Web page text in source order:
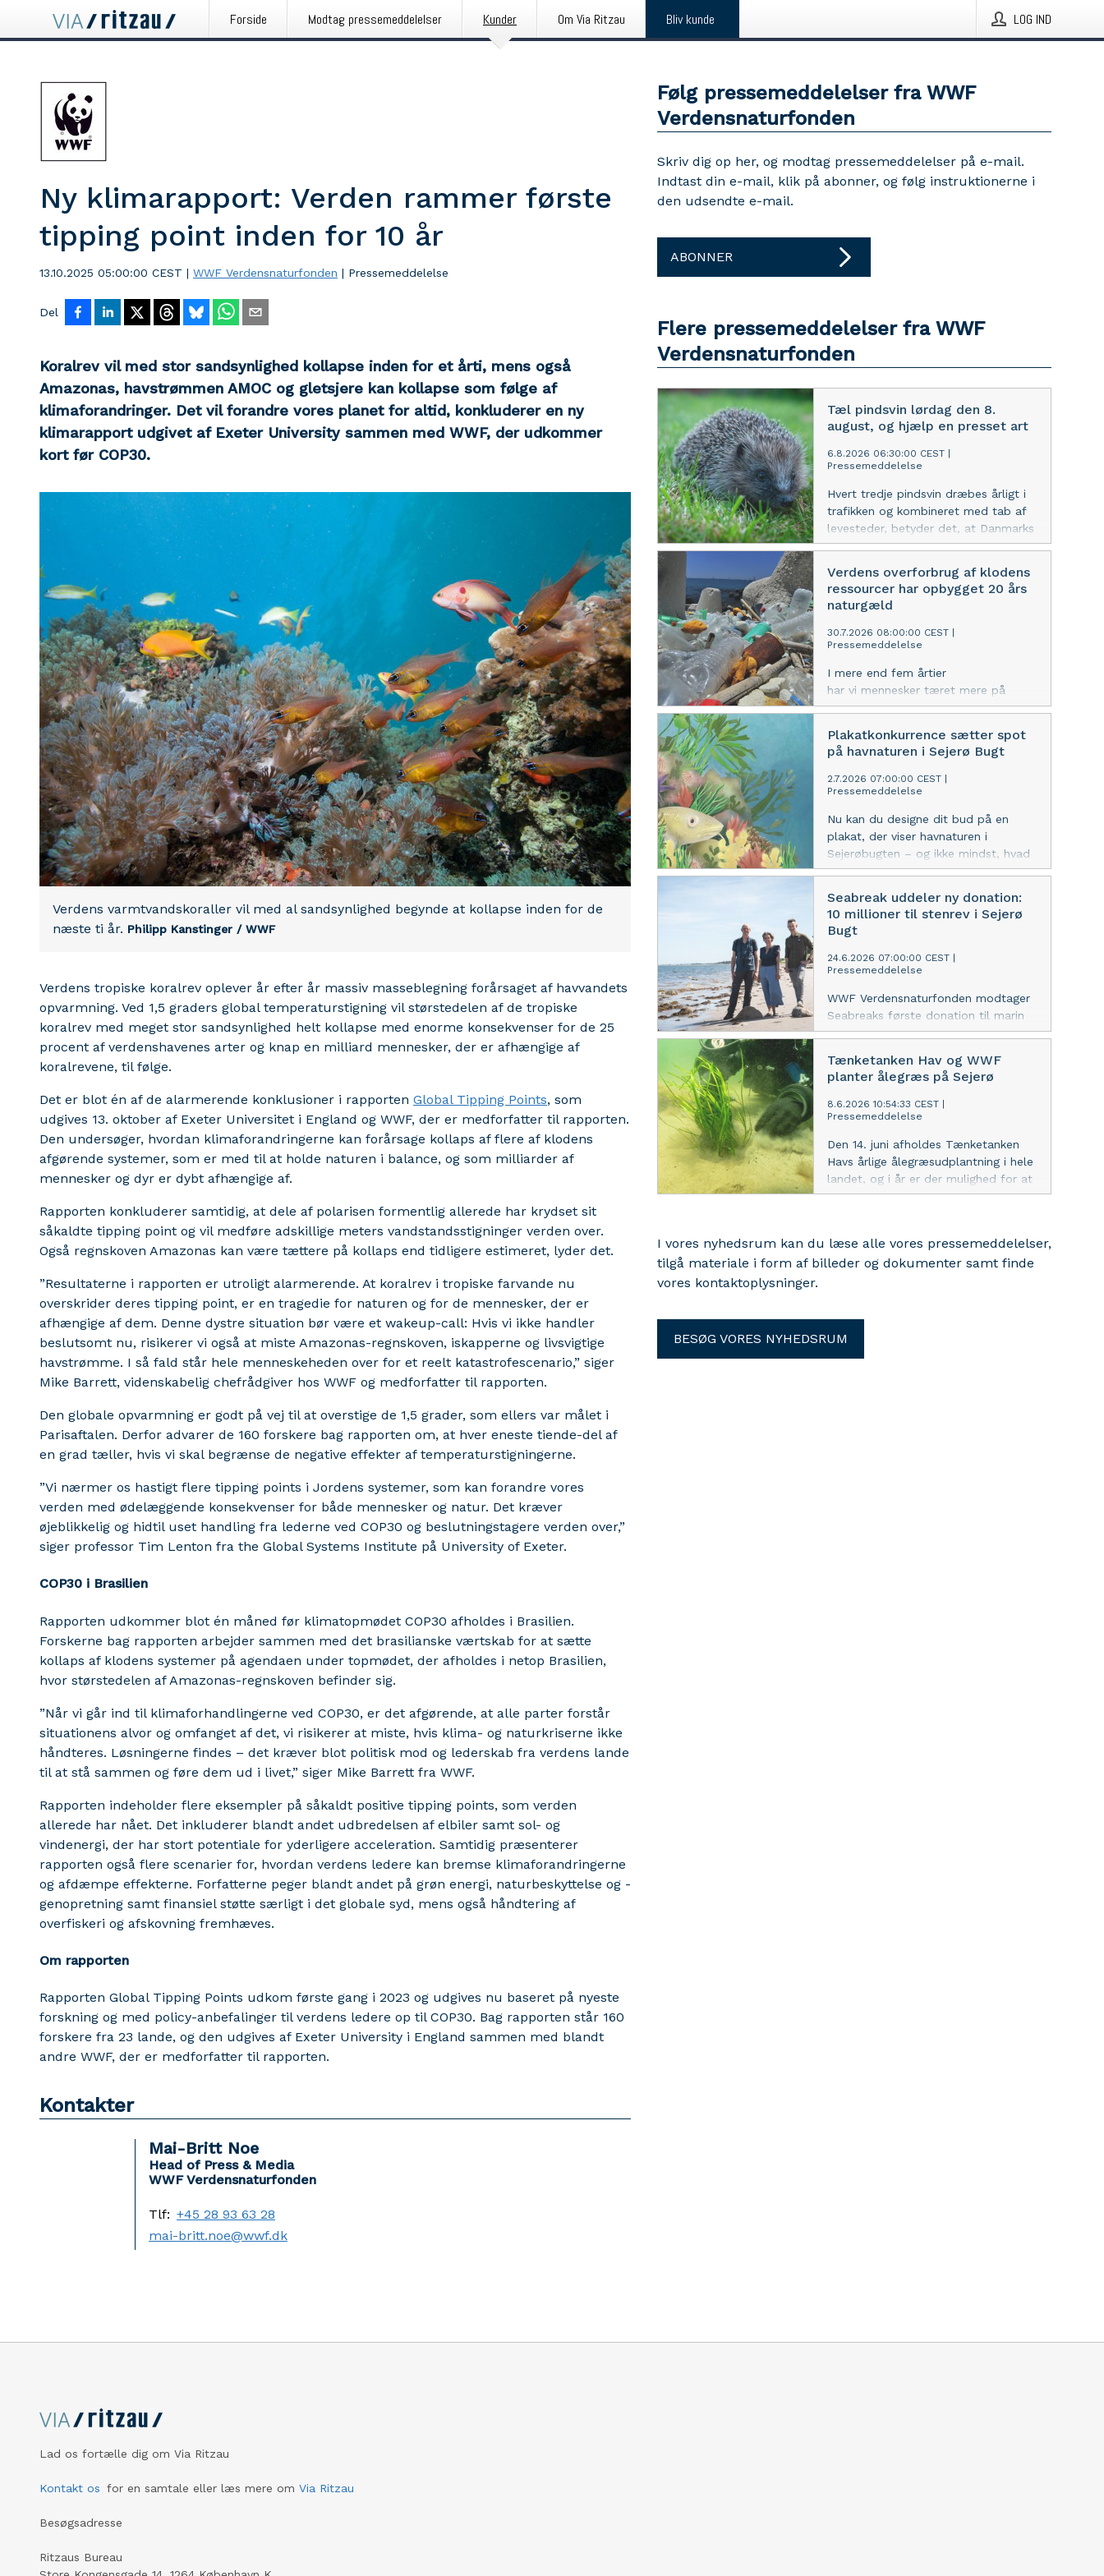
Forside Modtag pressemeddelelser Kunder Om Via Ritzau Bliv kunde LOG IND
Ny klimarapport: Verden rammer første
tipping point inden for 10 år
13.10.2025 05:00:00 CEST | WWF Verdensnaturfonden | Pressemeddelelse
Del
Koralrev vil med stor sandsynlighed kollapse inden for et årti, mens også
Amazonas, havstrømmen AMOC og gletsjere kan kollapse som følge af
klimaforandringer. Det vil forandre vores planet for altid, konkluderer en ny
klimarapport udgivet af Exeter University sammen med WWF, der udkommer
kort før COP30.
Verdens varmtvandskoraller vil med al sandsynlighed begynde at kollapse inden for de
næste ti år. Philipp Kanstinger / WWF
Verdens tropiske koralrev oplever år efter år massiv masseblegning forårsaget af havvandets
opvarmning. Ved 1,5 graders global temperaturstigning vil størstedelen af de tropiske
koralrev med meget stor sandsynlighed helt kollapse med enorme konsekvenser for de 25
procent af verdenshavenes arter og knap en milliard mennesker, der er afhængige af
koralrevene, til følge.
Det er blot én af de alarmerende konklusioner i rapporten Global Tipping Points, som
udgives 13. oktober af Exeter Universitet i England og WWF, der er medforfatter til rapporten.
Den undersøger, hvordan klimaforandringerne kan forårsage kollaps af flere af klodens
afgørende systemer, som er med til at holde naturen i balance, og som milliarder af
mennesker og dyr er dybt afhængige af.
Rapporten konkluderer samtidig, at dele af polarisen formentlig allerede har krydset sit
såkaldte tipping point og vil medføre adskillige meters vandstandsstigninger verden over.
Også regnskoven Amazonas kan være tættere på kollaps end tidligere estimeret, lyder det.
”Resultaterne i rapporten er utroligt alarmerende. At koralrev i tropiske farvande nu
overskrider deres tipping point, er en tragedie for naturen og for de mennesker, der er
afhængige af dem. Denne dystre situation bør være et wakeup-call: Hvis vi ikke handler
beslutsomt nu, risikerer vi også at miste Amazonas-regnskoven, iskapperne og livsvigtige
havstrømme. I så fald står hele menneskeheden over for et reelt katastrofescenario,” siger
Mike Barrett, videnskabelig chefrådgiver hos WWF og medforfatter til rapporten.
Den globale opvarmning er godt på vej til at overstige de 1,5 grader, som ellers var målet i
Parisaftalen. Derfor advarer de 160 forskere bag rapporten om, at hver eneste tiende-del af
en grad tæller, hvis vi skal begrænse de negative effekter af temperaturstigningerne.
”Vi nærmer os hastigt flere tipping points i Jordens systemer, som kan forandre vores
verden med ødelæggende konsekvenser for både mennesker og natur. Det kræver
øjeblikkelig og hidtil uset handling fra lederne ved COP30 og beslutningstagere verden over,”
siger professor Tim Lenton fra the Global Systems Institute på University of Exeter.
COP30 i Brasilien
Rapporten udkommer blot én måned før klimatopmødet COP30 afholdes i Brasilien.
Forskerne bag rapporten arbejder sammen med det brasilianske værtskab for at sætte
kollaps af klodens systemer på agendaen under topmødet, der afholdes i netop Brasilien,
hvor størstedelen af Amazonas-regnskoven befinder sig.
”Når vi går ind til klimaforhandlingerne ved COP30, er det afgørende, at alle parter forstår
situationens alvor og omfanget af det, vi risikerer at miste, hvis klima- og naturkriserne ikke
håndteres. Løsningerne findes – det kræver blot politisk mod og lederskab fra verdens lande
til at stå sammen og føre dem ud i livet,” siger Mike Barrett fra WWF.
Rapporten indeholder flere eksempler på såkaldt positive tipping points, som verden
allerede har nået. Det inkluderer blandt andet udbredelsen af elbiler samt sol- og
vindenergi, der har stort potentiale for yderligere acceleration. Samtidig præsenterer
rapporten også flere scenarier for, hvordan verdens ledere kan bremse klimaforandringerne
og afdæmpe effekterne. Forfatterne peger blandt andet på grøn energi, naturbeskyttelse og -
genopretning samt finansiel støtte særligt i det globale syd, mens også håndtering af
overfiskeri og afskovning fremhæves.
Om rapporten
Rapporten Global Tipping Points udkom første gang i 2023 og udgives nu baseret på nyeste
forskning og med policy-anbefalinger til verdens ledere op til COP30. Bag rapporten står 160
forskere fra 23 lande, og den udgives af Exeter University i England sammen med blandt
andre WWF, der er medforfatter til rapporten.
Kontakter
Mai-Britt Noe
Head of Press & Media
WWF Verdensnaturfonden
Tlf: +45 28 93 63 28
mai-britt.noe@wwf.dk
Følg pressemeddelelser fra WWF
Verdensnaturfonden
Skriv dig op her, og modtag pressemeddelelser på e-mail.
Indtast din e-mail, klik på abonner, og følg instruktionerne i
den udsendte e-mail.
ABONNER
Flere pressemeddelelser fra WWF
Verdensnaturfonden
Tæl pindsvin lørdag den 8.
august, og hjælp en presset art
6.8.2026 06:30:00 CEST
Pressemeddelelse
Hvert tredje pindsvin dræbes årligt i
trafikken og kombineret med tab af
levesteder, betyder det, at Danmarks
pindsvin formentlig er i tilbagegang.
pindsvinebestand beder WWF og Dr.
Pindsvin danskerne om at tælle
pindsvin lørdag den 8. august.
Verdens overforbrug af klodens
ressourcer har opbygget 20 års
naturgæld
30.7.2026 08:00:00 CEST
Pressemeddelelse
I mere end fem årtier
har vi mennesker tæret mere på
naturen, end den kan bære. I år er
år allerede 30. juli. Det skader
økosystemer, truer dyr og planter,
forværrer klimaforandringer og øger den
globale ressourceknaphed. Danmark
naturen, og derfor opfordrer WWF
regeringen til at inkludere et mål om
at reducere det danske fodaftryk i
den kommende natur- og
biodiversitetslov.
Plakatkonkurrence sætter spot
på havnaturen i Sejerø Bugt
2.7.2026 07:00:00 CEST
Pressemeddelelse
Nu kan du designe dit bud på en
plakat, der viser havnaturen i
Sejerøbugten – og ikke mindst, hvad
den kan blive til i fremtiden. WWF
plakatkonkurrence, der ved hjælp af
kreative fortællinger skal gøre
naturen under overfladen synlig for
befolkningen.
Seabreak uddeler ny donation:
10 millioner til stenrev i Sejerø
Bugt
24.6.2026 07:00:00 CEST
Pressemeddelelse
WWF Verdensnaturfonden modtager
Seabreaks første donation til marin
naturgenopretning, der går til at
Revene er en vigtig opskalering af det
samlede marine
naturgenopretningsprojekt Sejerø
Seascape, som WWF står bag
Tænketanken Hav og WWF
planter ålegræs på Sejerø
8.6.2026 10:54:33 CEST
Pressemeddelelse
Den 14. juni afholdes Tænketanken
Havs årlige ålegræsudplantning i hele
landet, og i år er der mulighed for at
give havnaturen en hjælpende hånd
Universitet også deltager med
familievenlige aktiviteter.
I vores nyhedsrum kan du læse alle vores pressemeddelelser,
tilgå materiale i form af billeder og dokumenter samt finde
vores kontaktoplysninger.
BESØG VORES NYHEDSRUM
Lad os fortælle dig om Via Ritzau
Kontakt os for en samtale eller læs mere om Via Ritzau
Besøgsadresse
Ritzaus Bureau